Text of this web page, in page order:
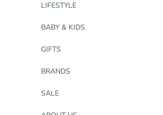
LIFESTYLE
BABY & KIDS
GIFTS
BRANDS
SALE